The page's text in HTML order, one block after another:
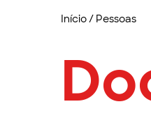
Início/ Pessoas